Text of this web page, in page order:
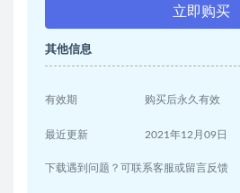
立即购买
其他信息
有效期 购买后永久有效
最近更新 2021年12月09日
下载遇到问题？可联系客服或留言反馈